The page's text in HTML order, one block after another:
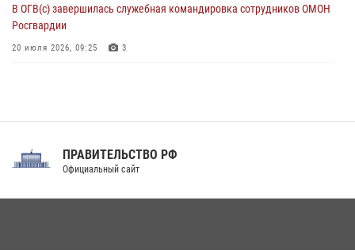
В ОГВ(с) завершилась служебная командировка сотрудников ОМОН
Росгвардии
20 июля 2026, 09:25 3
Праздник «Один день с Росгвардией» к 105-летию Центрального
ПРАВИТЕЛЬСТВО РФ
Официальный сайт